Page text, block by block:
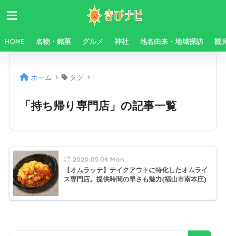
HOME 名物・銘菓 グルメ 神社 地名由来・地域探訪 観
ホーム タグ
「持ち帰り専門店」の記事一覧
2020.05.04 Mon
【オムラッテ】テイクアウトに特化したオムライ
ス専門店。提供時間の早さも魅力(福山市南本庄)